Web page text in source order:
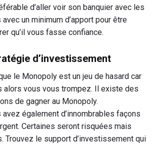
d’aller voir son banquier avec les
un minimum d’apport pour être
qu’il vous fasse confiance.
d’investissement
le Monopoly est un jeu de hasard car
alors vous vous trompez. Il existe des
de gagner au Monopoly.
avez également d’innombrables façons
Certaines seront risquées mais
Trouvez le support d’investissement qui